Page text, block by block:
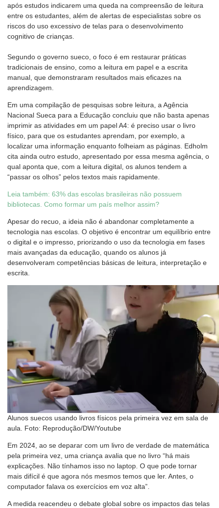
após estudos indicarem uma queda na compreensão de leitura
entre os estudantes, além de alertas de especialistas sobre os
riscos do uso excessivo de telas para o desenvolvimento
cognitivo de crianças.
Segundo o governo sueco, o foco é em restaurar práticas
tradicionais de ensino, como a leitura em papel e a escrita
manual, que demonstraram resultados mais eficazes na
aprendizagem.
Em uma compilação de pesquisas sobre leitura, a Agência
Nacional Sueca para a Educação concluiu que não basta apenas
imprimir as atividades em um papel A4: é preciso usar o livro
físico, para que os estudantes aprendam, por exemplo, a
localizar uma informação enquanto folheiam as páginas. Edholm
cita ainda outro estudo, apresentado por essa mesma agência, o
qual aponta que, com a leitura digital, os alunos tendem a
“passar os olhos” pelos textos mais rapidamente.
Leia também: 63% das escolas brasileiras não possuem
bibliotecas. Como formar um país melhor assim?
Apesar do recuo, a ideia não é abandonar completamente a
tecnologia nas escolas. O objetivo é encontrar um equilíbrio entre
o digital e o impresso, priorizando o uso da tecnologia em fases
mais avançadas da educação, quando os alunos já
desenvolveram competências básicas de leitura, interpretação e
escrita.
Alunos suecos usando livros físicos pela primeira vez em sala de
aula. Foto: Reprodução/DW/Youtube
Em 2024, ao se deparar com um livro de verdade de matemática
pela primeira vez, uma criança avalia que no livro “há mais
explicações. Não tínhamos isso no laptop. O que pode tornar
mais difícil é que agora nós mesmos temos que ler. Antes, o
computador falava os exercícios em voz alta”.
A medida reacendeu o debate global sobre os impactos das telas